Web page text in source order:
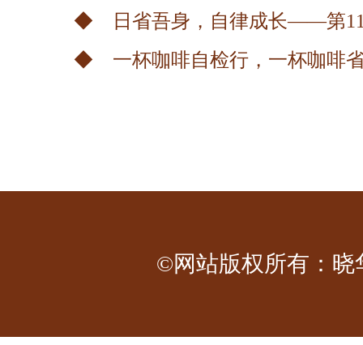
◆ 日省吾身，自律成长——第11
◆ 一杯咖啡自检行，一杯咖啡
©网站版权所有：晓